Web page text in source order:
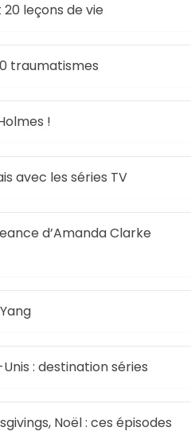
20 leçons de vie
traumatismes
!
avec les séries TV
d’Amanda Clarke
: destination séries
Noël : ces épisodes